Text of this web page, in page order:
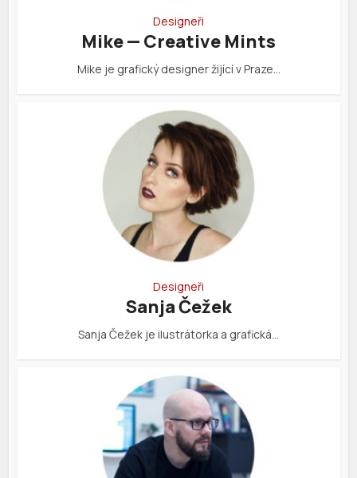
Designeři
Mike — Creative Mints
Mike je grafický designer žijící v Praze…
Designeři
Sanja Čežek
Sanja Čežek je ilustrátorka a grafická…